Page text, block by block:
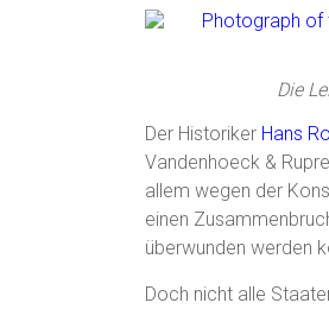
Die
Der Historiker Hans
Vandenhoeck &
allem wegen der
einen
überwunden werden
Doch nicht alle